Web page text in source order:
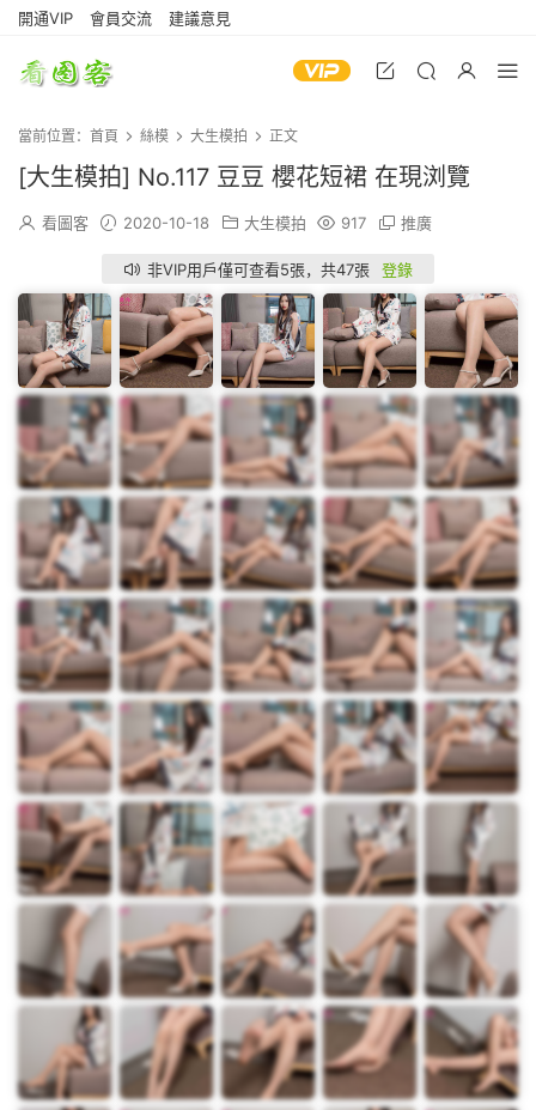
開通VIP 會員交流 建議意見
當前位置： 首頁 絲模 大生模拍 正文
[大生模拍] No.117 豆豆 櫻花短裙 在現浏覽
看圖客 2020-10-18 大生模拍 917 推廣
非VIP用戶僅可查看5張，共47張 登錄